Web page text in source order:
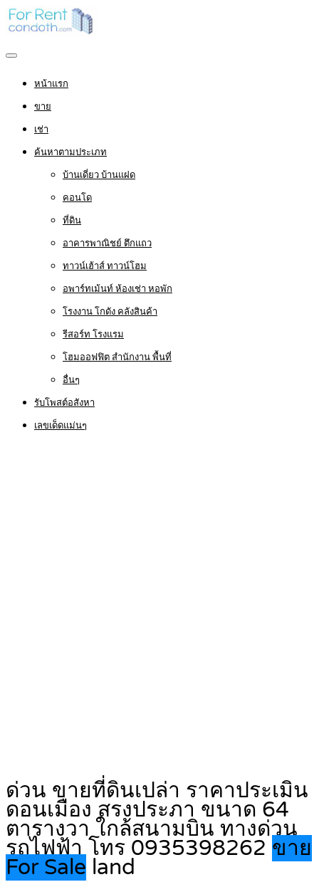
หน้าแรก
ขาย
เช่า
ค้นหาตามประเภท
บ้านเดี่ยว บ้านแฝด
คอนโด
ที่ดิน
อาคารพาณิชย์ ตึกแถว
ทาวน์เฮ้าส์ ทาวน์โฮม
อพาร์ทเม้นท์ ห้องเช่า หอพัก
โรงงาน โกดัง คลังสินค้า
รีสอร์ท โรงแรม
โฮมออฟฟิต สำนักงาน พื้นที่
อื่นๆ
รับโพสต์อสังหา
เลขเด็ดแม่นๆ
ด่วน ขายที่ดินเปล่า ราคาประเมิน
ดอนเมือง สรงประภา ขนาด 64
ตารางวา ใกล้สนามบิน ทางด่วน
รถไฟฟ้า โทร 0935398262 ขาย
For Sale land